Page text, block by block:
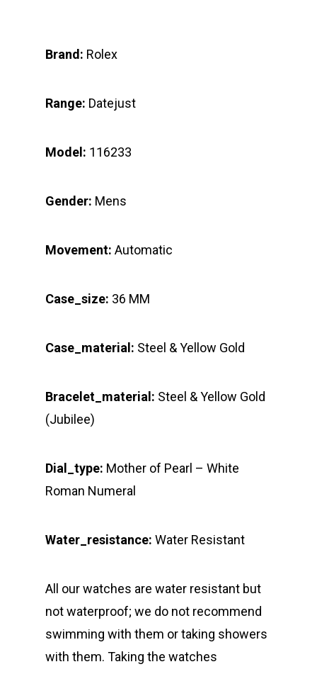
Brand: Rolex
Range: Datejust
Model: 116233
Gender: Mens
Movement: Automatic
Case_size: 36 MM
Case_material: Steel & Yellow Gold
Bracelet_material: Steel & Yellow Gold
(Jubilee)
Dial_type: Mother of Pearl – White
Roman Numeral
Water_resistance: Water Resistant
All our watches are water resistant but
not waterproof; we do not recommend
swimming with them or taking showers
with them. Taking the watches